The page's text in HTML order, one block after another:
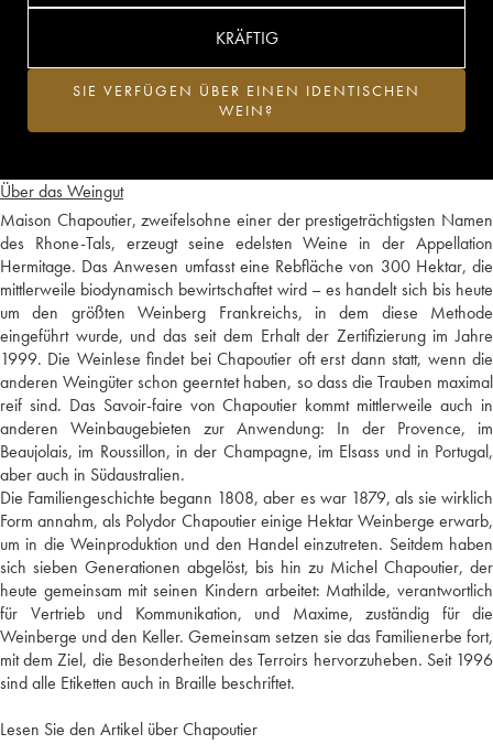
Über das Weingut
Maison Chapoutier, zweifelsohne einer der prestigeträchtigsten Namen
des Rhone-Tals, erzeugt seine edelsten Weine in der Appellation
Hermitage. Das Anwesen umfasst eine Rebfläche von 300 Hektar, die
mittlerweile biodynamisch bewirtschaftet wird – es handelt sich bis heute
um den größten Weinberg Frankreichs, in dem diese Methode
eingeführt wurde, und das seit dem Erhalt der Zertifizierung im Jahre
1999. Die Weinlese findet bei Chapoutier oft erst dann statt, wenn die
anderen Weingüter schon geerntet haben, so dass die Trauben maximal
reif sind. Das Savoir-faire von Chapoutier kommt mittlerweile auch in
anderen Weinbaugebieten zur Anwendung: In der Provence, im
Beaujolais, im Roussillon, in der Champagne, im Elsass und in Portugal,
aber auch in Südaustralien.
Die Familiengeschichte begann 1808, aber es war 1879, als sie wirklich
Form annahm, als Polydor Chapoutier einige Hektar Weinberge erwarb,
um in die Weinproduktion und den Handel einzutreten. Seitdem haben
sich sieben Generationen abgelöst, bis hin zu Michel Chapoutier, der
heute gemeinsam mit seinen Kindern arbeitet: Mathilde, verantwortlich
für Vertrieb und Kommunikation, und Maxime, zuständig für die
Weinberge und den Keller. Gemeinsam setzen sie das Familienerbe fort,
mit dem Ziel, die Besonderheiten des Terroirs hervorzuheben. Seit 1996
sind alle Etiketten auch in Braille beschriftet.
Lesen Sie den Artikel über Chapoutier
KRÄFTIG
SIE VERFÜGEN ÜBER EINEN IDENTISCHEN
WEIN?